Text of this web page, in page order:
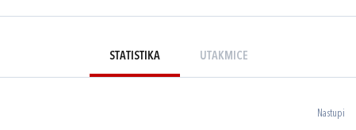
STATISTIKA UTAKMICE
Nastupi